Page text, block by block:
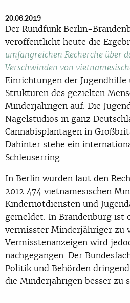
20.06.2019
Der Rundfunk Berlin-
veröffentlicht heute die
umfangreichen Recherche über
Verschwinden von
Einrichtungen der Jugendhilfe
Strukturen des gezielten
Minderjährigen auf. Die
Nagelstudios in ganz
Cannabisplantagen in
Dahinter stehe ein
Schleuserring.
In Berlin wurden laut den
2012 474 vietnamesischen
Kindernotdiensten und
gemeldet. In Brandenburg ist
vermisster Minderjähriger zu
Vermisstenanzeigen wird
nachgegangen. Der
Politik und Behörden
die Minderjährigen besser zu